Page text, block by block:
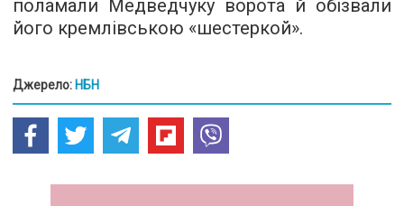
поламали Медведчуку ворота й обізвали
його кремлівською «шестеркой».
Джерело: НБН